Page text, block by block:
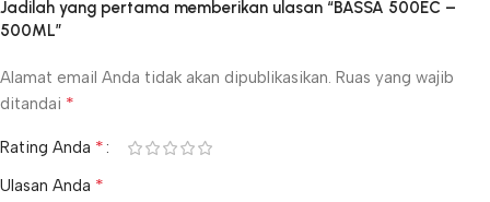
Jadilah yang pertama memberikan ulasan “BASSA 500EC –
500ML”
Alamat email Anda tidak akan dipublikasikan. Ruas yang wajib
ditandai *
Rating Anda *
Ulasan Anda *